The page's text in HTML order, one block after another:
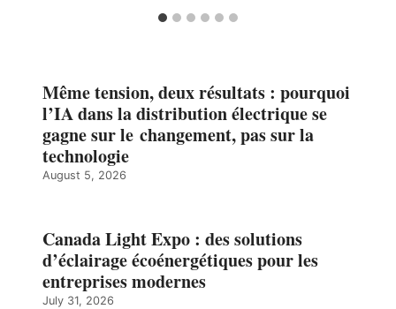
Même tension, deux résultats : pourquoi
l’IA dans la distribution électrique se
gagne sur le changement, pas sur la
technologie
August 5, 2026
Canada Light Expo : des solutions
d’éclairage écoénergétiques pour les
entreprises modernes
July 31, 2026